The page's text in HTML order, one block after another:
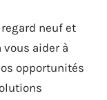
neuf et
aider à
opportunités